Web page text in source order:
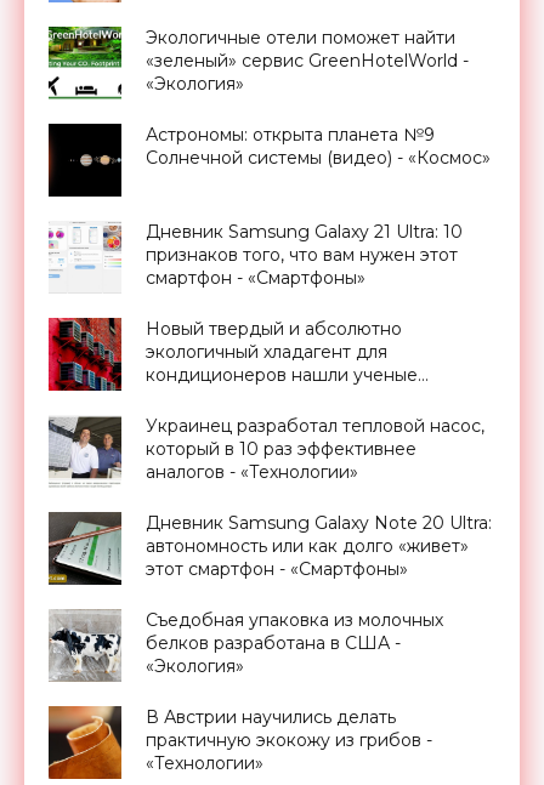
Экологичные отели поможет найти
«зеленый» сервис GreenHotelWorld -
«Экология»
Астрономы: открыта планета №9
Солнечной системы (видео) - «Космос»
Дневник Samsung Galaxy 21 Ultra: 10
признаков того, что вам нужен этот
смартфон - «Смартфоны»
Новый твердый и абсолютно
экологичный хладагент для
кондиционеров нашли ученые
Украинец разработал тепловой насос,
который в 10 раз эффективнее
аналогов - «Технологии»
Дневник Samsung Galaxy Note 20 Ultra:
автономность или как долго «живет»
этот смартфон - «Смартфоны»
Съедобная упаковка из молочных
белков разработана в США -
«Экология»
В Австрии научились делать
практичную экокожу из грибов -
«Технологии»